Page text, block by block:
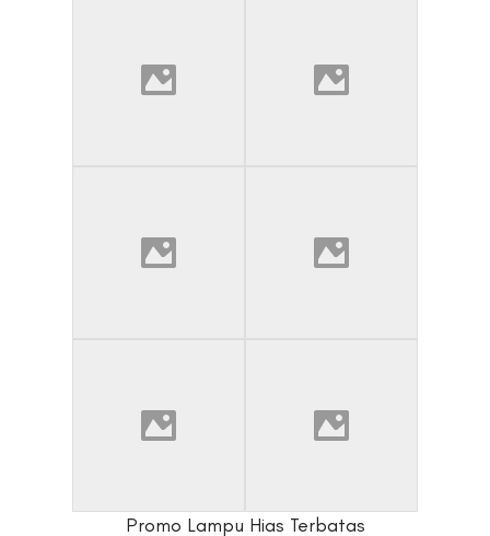
Promo Lampu Hias Terbatas